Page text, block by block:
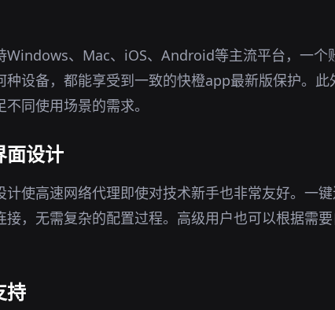
Windows、Mac、iOS、Android等主流平台，一个
种设备，都能享受到一致的快橙app最新版保护。
同使用场景的需求。
面设计
计使高速网络代理即使对技术新手也非常友好。一
接，无需复杂的配置过程。高级用户也可以根据需
持